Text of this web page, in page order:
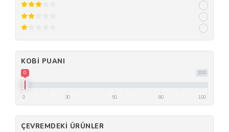
KOBI PUANI
100
0
0 30 50 80 100
ÇEVREMDEKI ÜRÜNLER